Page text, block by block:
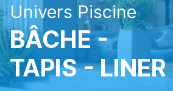
Univers Piscine
BÂCHE -
TAPIS - LINER